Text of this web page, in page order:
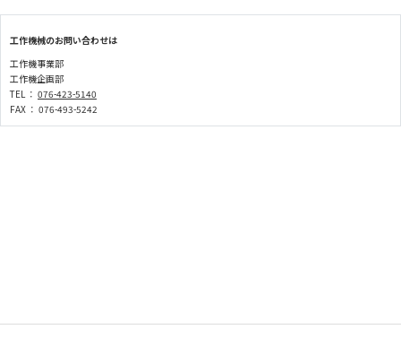
工作機械のお問い合わせは
工作機事業部
工作機企画部
TEL ： 076-423-5140
FAX ： 076-493-5242